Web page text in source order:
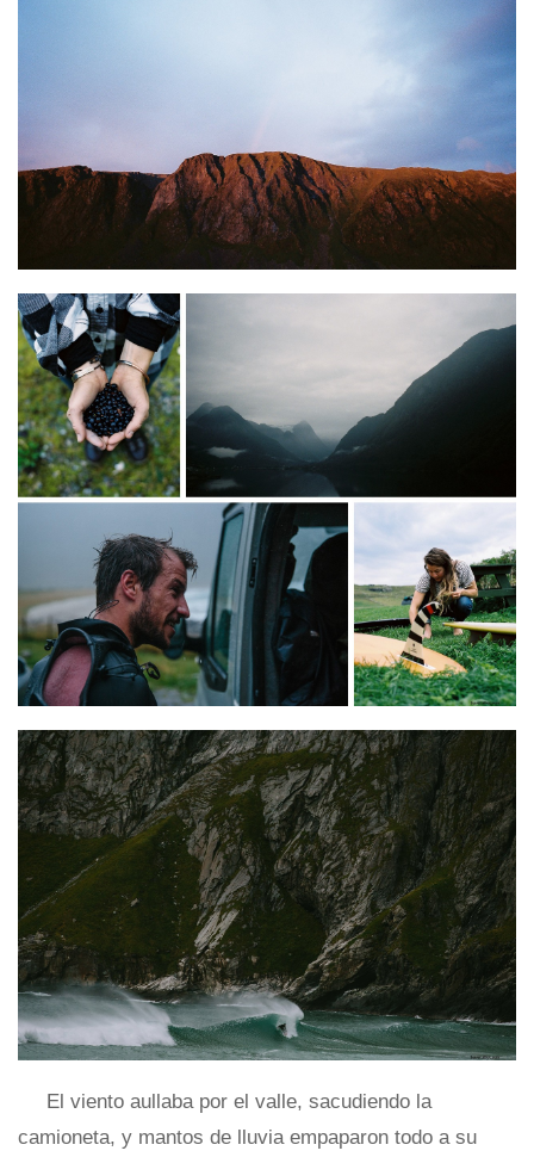
El viento aullaba por el valle, sacudiendo la
camioneta, y mantos de lluvia empaparon todo a su